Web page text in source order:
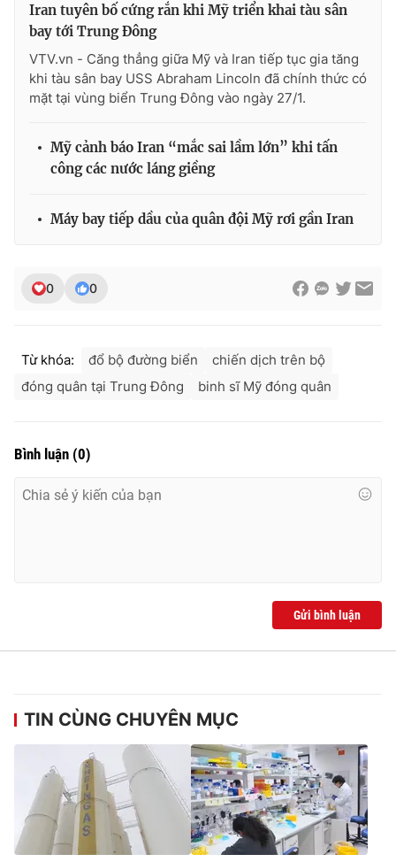
Iran tuyên bố cứng rắn khi Mỹ triển khai tàu sân
bay tới Trung Đông
VTV.vn - Căng thẳng giữa Mỹ và Iran tiếp tục gia tăng
khi tàu sân bay USS Abraham Lincoln đã chính thức có
mặt tại vùng biển Trung Đông vào ngày 27/1.
Mỹ cảnh báo Iran “mắc sai lầm lớn” khi tấn
công các nước láng giềng
Máy bay tiếp dầu của quân đội Mỹ rơi gần Iran
0 0
Từ khóa: đổ bộ đường biển
chiến dịch trên bộ
đóng quân tại Trung Đông
binh sĩ Mỹ đóng quân
Bình luận (0)
Gửi bình luận
TIN CÙNG CHUYÊN MỤC